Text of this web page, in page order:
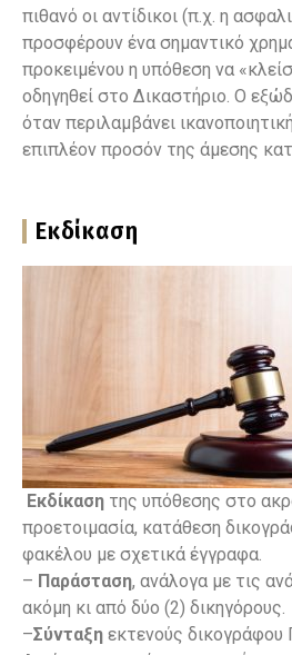
πιθανό οι αντίδικοι (π.χ. η
προσφέρουν ένα σημαντικό
προκειμένου η υπόθεση να
οδηγηθεί στο Δικαστήριο. Ο
όταν περιλαμβάνει
επιπλέον προσόν της άμεσης
Εκδίκαση
Εκδίκαση της υπόθεσης στο
προετοιμασία, κατάθεση
φακέλου με σχετικά έγγραφα.
– Παράσταση, ανάλογα με τις
ακόμη κι από δύο (2) δικηγόρους.
–Σύνταξη εκτενούς